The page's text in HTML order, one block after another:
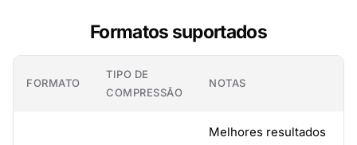
Formatos suportados
FORMATO
TIPO DE
COMPRESSÃO
NOTAS
Melhores resultados